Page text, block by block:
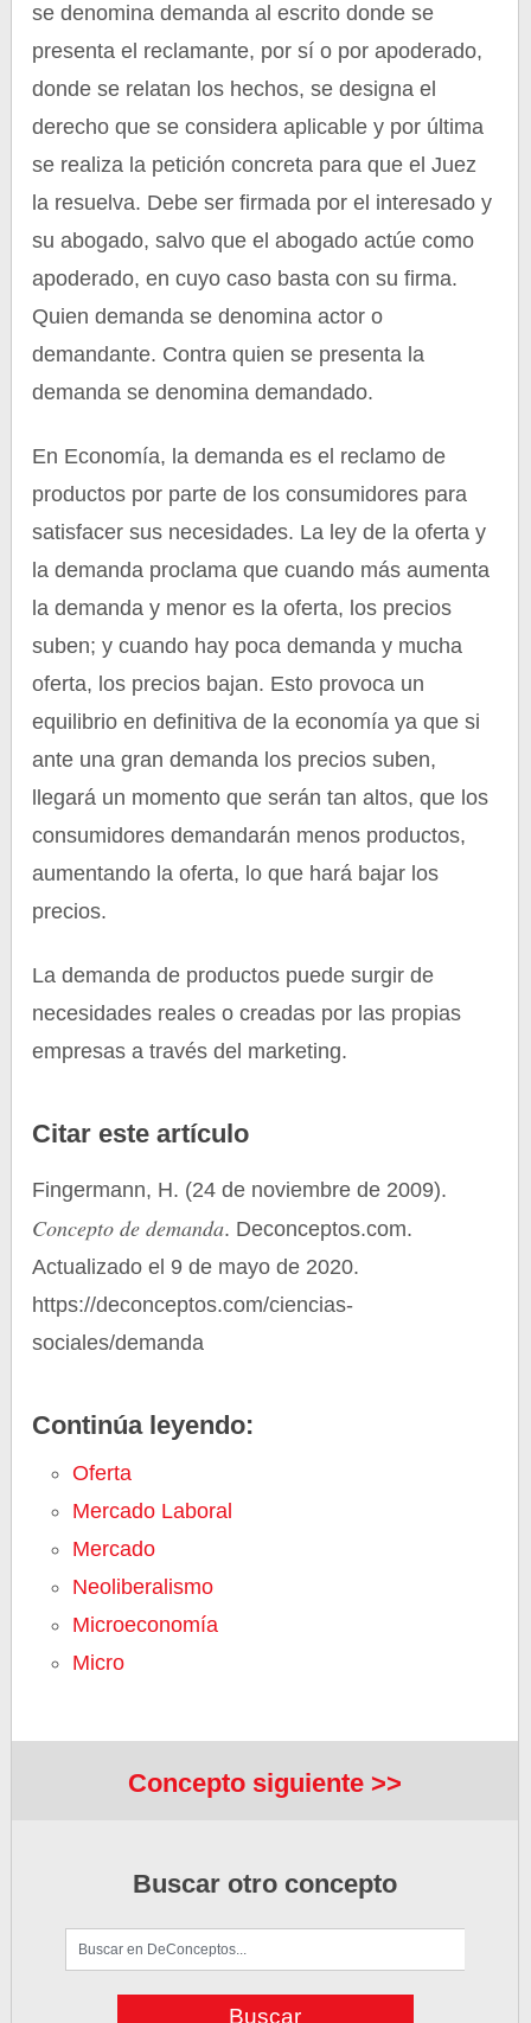
se denomina demanda al escrito donde se
presenta el reclamante, por sí o por apoderado,
donde se relatan los hechos, se designa el
derecho que se considera aplicable y por última
se realiza la petición concreta para que el Juez
la resuelva. Debe ser firmada por el interesado y
su abogado, salvo que el abogado actúe como
apoderado, en cuyo caso basta con su firma.
Quien demanda se denomina actor o
demandante. Contra quien se presenta la
demanda se denomina demandado.
En Economía, la demanda es el reclamo de
productos por parte de los consumidores para
satisfacer sus necesidades. La ley de la oferta y
la demanda proclama que cuando más aumenta
la demanda y menor es la oferta, los precios
suben; y cuando hay poca demanda y mucha
oferta, los precios bajan. Esto provoca un
equilibrio en definitiva de la economía ya que si
ante una gran demanda los precios suben,
llegará un momento que serán tan altos, que los
consumidores demandarán menos productos,
aumentando la oferta, lo que hará bajar los
precios.
La demanda de productos puede surgir de
necesidades reales o creadas por las propias
empresas a través del marketing.
Citar este artículo
Fingermann, H. (24 de noviembre de 2009).
Concepto de demanda. Deconceptos.com.
Actualizado el 9 de mayo de 2020.
https://deconceptos.com/ciencias-
sociales/demanda
Continúa leyendo:
Oferta
Mercado Laboral
Mercado
Neoliberalismo
Microeconomía
Micro
Concepto siguiente >>
Buscar otro concepto